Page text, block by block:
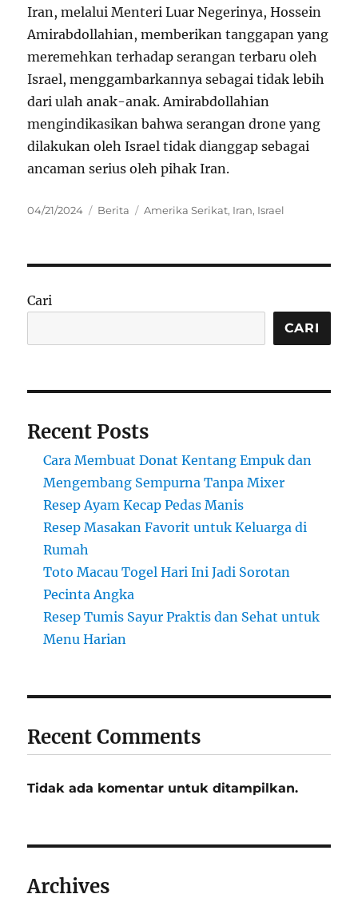
Iran, melalui Menteri Luar Negerinya, Hossein
Amirabdollahian, memberikan tanggapan yang
meremehkan terhadap serangan terbaru oleh
Israel, menggambarkannya sebagai tidak lebih
dari ulah anak-anak. Amirabdollahian
mengindikasikan bahwa serangan drone yang
dilakukan oleh Israel tidak dianggap sebagai
ancaman serius oleh pihak Iran.
Posted
04/21/2024 Categories
Berita Tags
Amerika Serikat, Iran, Israel
Cari
CARI
Recent Posts
Cara Membuat Donat Kentang Empuk dan
Mengembang Sempurna Tanpa Mixer
Resep Ayam Kecap Pedas Manis
Resep Masakan Favorit untuk Keluarga di
Rumah
Toto Macau Togel Hari Ini Jadi Sorotan
Pecinta Angka
Resep Tumis Sayur Praktis dan Sehat untuk
Menu Harian
Recent Comments
Tidak ada komentar untuk ditampilkan.
Archives